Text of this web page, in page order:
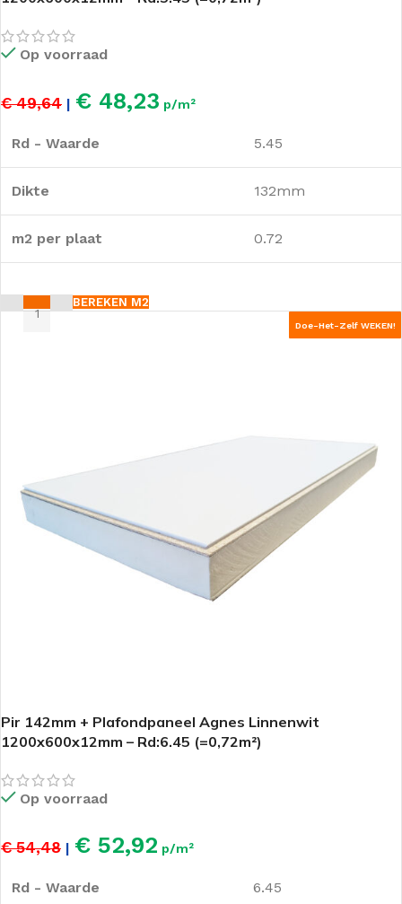
Op voorraad
€ 49,64 | € 48,23 p/m²
Rd - Waarde 5.45
Dikte 132mm
m2 per plaat 0.72
BEREKEN M2
Doe-Het-Zelf WEKEN!
Pir 142mm + Plafondpaneel Agnes Linnenwit
1200x600x12mm – Rd:6.45 (=0,72m²)
Op voorraad
€ 54,48 | € 52,92 p/m²
Rd - Waarde 6.45